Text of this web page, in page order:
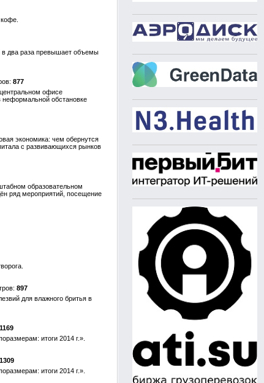
в два раза превышает объемы
877
офисе
неформальной обстановке
экономика: чем обернутся
с развивающихся рынков
образовательном
ряд мероприятий, посещение
897
для влажного бритья в
1169
итоги 2014 г.».
1309
итоги 2014 г.».